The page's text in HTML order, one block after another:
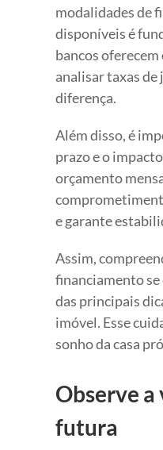
modalidades de
disponíveis é
bancos
analisar taxas de
diferença.
Além disso, é
prazo e o
orçamento
e garante
Assim,
financiamento
das principais
imóvel. Esse
sonho da casa
Observe
futura